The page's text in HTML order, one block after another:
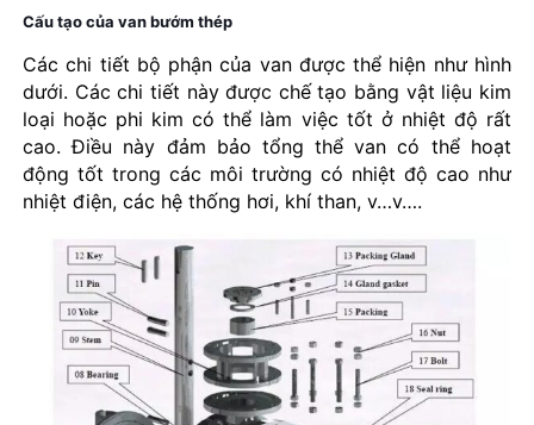
Cấu tạo của van bướm thép
Các chi tiết bộ phận của van được thể hiện như hình
dưới. Các chi tiết này được chế tạo bằng vật liệu kim
loại hoặc phi kim có thể làm việc tốt ở nhiệt độ rất
cao. Điều này đảm bảo tổng thể van có thể hoạt
động tốt trong các môi trường có nhiệt độ cao như
nhiệt điện, các hệ thống hơi, khí than, v…v….